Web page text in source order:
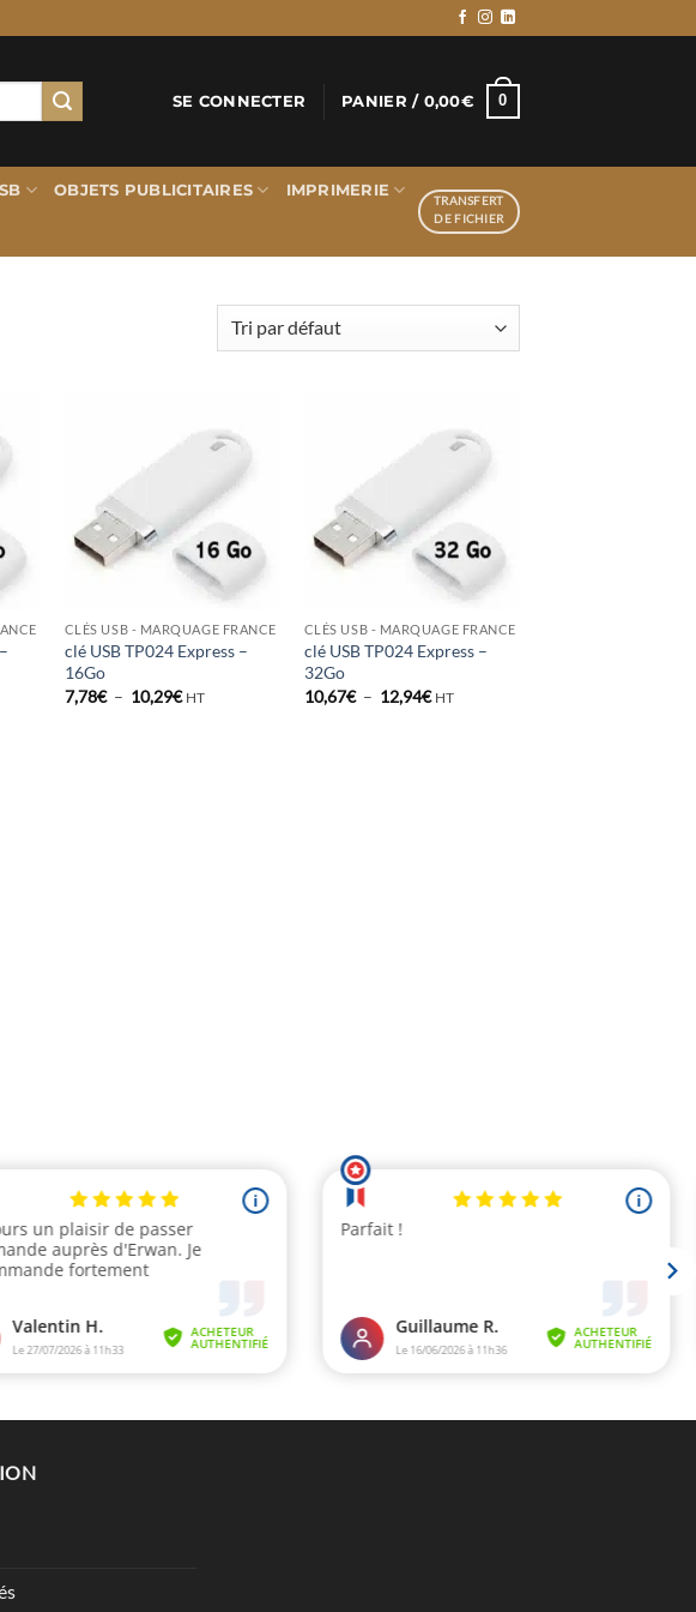
SE CONNECTER PANIER / 0,00€ 0
OBJETS PUBLICITAIRES IMPRIMERIE
TRANSFERT
DE FICHIER
CLÉS USB - MARQUAGE FRANCE
clé USB TP024 Express –
16Go
7,78€ – 10,29€Plage
HT
CLÉS USB - MARQUAGE FRANCE
clé USB TP024 Express –
32Go
10,67€ – 12,94€Plage
HT